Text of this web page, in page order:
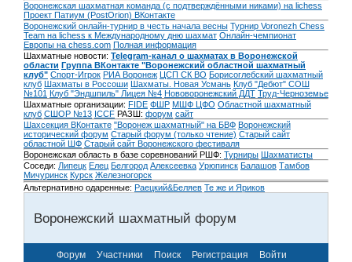
Воронежская шахматная команда (с подтверждёнными никами) на lichess
Проект Патиум (PostOrion) ВКонтакте
Воронежский онлайн-турнир в честь начала весны Турнир Voronezh Chess
Team на lichess к Международному дню шахмат Онлайн-чемпионат
Европы на chess.com Полная информация
Шахматные новости: Telegram-канал о шахматах в Воронежской
области Группа ВКонтакте "Воронежский областной шахматный
клуб" Спорт-Игрок РИА Воронеж ЦСП СК ВО Борисоглебский шахматный
клуб Шахматы в Россоши Шахматы. Новая Усмань Клуб "Дебют" СОШ
№101 Клуб "Эндшпиль" Лицея №4 Нововоронежский ДДТ Труд-Черноземье
Шахматные организации: FIDE ФШР МШФ ЦФО Областной шахматный
клуб СШОР №13 ICCF РАЗШ: форум сайт
Шахсекция ВКонтакте "Воронеж шахматный" на БВФ Воронежский
исторический форум Cтарый форум (только чтение) Старый сайт
областной ШФ Старый сайт Воронежского фестиваля
Воронежская область в базе соревнований РШФ: Турниры Шахматисты
Соседи: Липецк Елец Белгород Алексеевка Урюпинск Балашов Тамбов
Мичуринск Курск Железногорск
Альтернативно одаренные: Раецкий&Беляев Те же и Яриков
Воронежский шахматный форум
Форум Участники Поиск Регистрация Войти